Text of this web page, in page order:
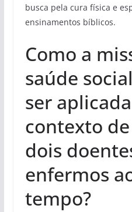
busca pela cura física e
ensinamentos bíblicos.
Como a
saúde
ser
contexto
dois
enfermos
tempo?